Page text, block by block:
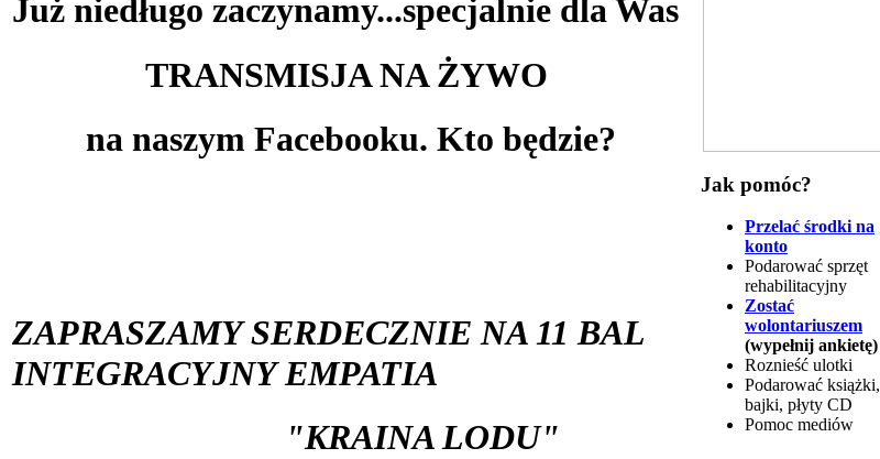
TRANSMISJA NA ŻYWO
na naszym Facebooku. Kto będzie?
ZAPRASZAMY SERDECZNIE NA 11 BAL
INTEGRACYJNY EMPATIA
"KRAINA LODU"
Jak pomóc?
Przelać środki na
konto
Podarować sprzęt
rehabilitacyjny
Zostać
wolontariuszem
(wypełnij ankietę)
Roznieść ulotki
Podarować książki,
bajki, płyty CD
Pomoc mediów